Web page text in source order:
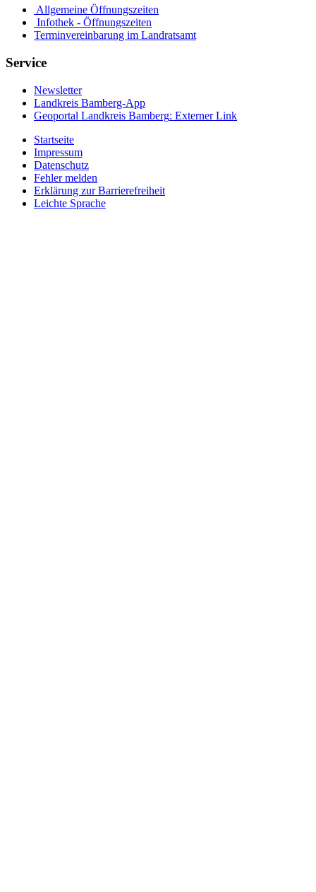
Allgemeine Öffnungszeiten
Infothek - Öffnungszeiten
Terminvereinbarung im Landratsamt
Service
Newsletter
Landkreis Bamberg-App
Geoportal Landkreis Bamberg: Externer Link
Startseite
Impressum
Datenschutz
Fehler melden
Erklärung zur Barrierefreiheit
Leichte Sprache